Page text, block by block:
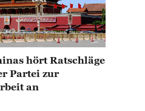
hört Ratschläge
Partei zur
an